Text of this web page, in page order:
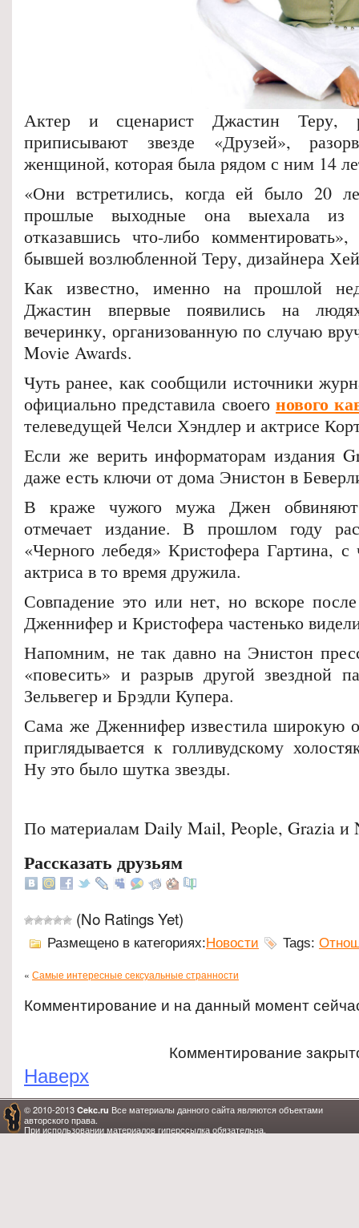
Актер и сценарист Джастин Теру,
приписывают звезде «Друзей»,
женщиной, которая была рядом с ним 14
«Они встретились, когда ей было 20
прошлые выходные она выехала
отказавшись что-либо
бывшей возлюбленной Теру, дизайнера
Как известно, именно на прошлой
Джастин впервые появились на
вечеринку, организованную по случаю
Movie Awards.
Чуть ранее, как сообщили источники
официально представила своего нового
телеведущей Челси Хэндлер и актрисе
Если же верить информаторам издания
даже есть ключи от дома Энистон в
В краже чужого мужа Джен
отмечает издание. В прошлом году
«Черного лебедя» Кристофера Гартина,
актриса в то время дружила.
Совпадение это или нет, но вскоре
Дженнифер и Кристофера частенько
Напомним, не так давно на Энистон
«повесить» и разрыв другой звездной
Зельвегер и Брэдли Купера.
Сама же Дженнифер известила широкую
приглядывается к голливудскому
Ну это было шутка звезды.
По материалам Daily Mail, People, Grazia и
Рассказать друзьям
(No Ratings Yet)
Размещено в категориях:Новости Tags:
« Самые интересные сексуальные странности
Комментирование и на данный момент
Комментирование
Наверх
© 2010-2013 Cekc.ru Все материалы данного сайта являются объектами
авторского права.
При использовании материалов гиперссылка обязательна.